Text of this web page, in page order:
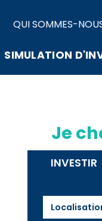
QUI SOMMES-
SIMULATION
Je
INVESTIR